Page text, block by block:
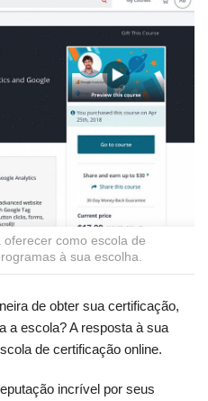
como escola de
à sua escolha.
de obter sua certificação,
a escola? A resposta à sua
de certificação online.
incrível por seus